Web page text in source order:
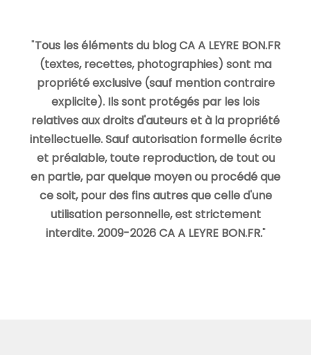
"Tous les éléments du blog CA A LEYRE BON.FR
(textes, recettes, photographies) sont ma
propriété exclusive (sauf mention contraire
explicite). Ils sont protégés par les lois
relatives aux droits d'auteurs et à la propriété
intellectuelle. Sauf autorisation formelle écrite
et préalable, toute reproduction, de tout ou
en partie, par quelque moyen ou procédé que
ce soit, pour des fins autres que celle d'une
utilisation personnelle, est strictement
interdite. 2009-2026 CA A LEYRE BON.FR."